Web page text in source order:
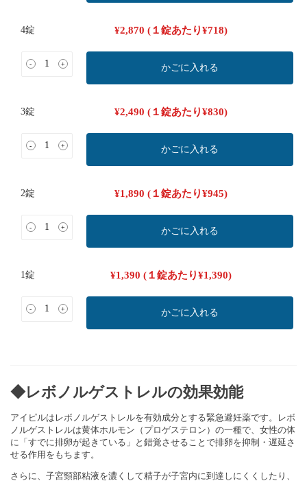
4錠 ¥2,870 (１錠あたり¥718)
- + かごに入れる
3錠 ¥2,490 (１錠あたり¥830)
- + かごに入れる
2錠 ¥1,890 (１錠あたり¥945)
- + かごに入れる
1錠 ¥1,390 (１錠あたり¥1,390)
- + かごに入れる
◆レボノルゲストレルの効果効能
アイピルはレボノルゲストレルを有効成分とする緊急避妊薬です。
レボ
ノルゲストレルは黄体ホルモン（プロゲステロン）の一種で、 女性の体
に「すでに排卵が起きている」 と錯覚させることで排卵を抑制・遅延さ
せる作用をもちます。
さらに、 子宮頸部粘液を濃くして精子が子宮内に到達しにくくしたり、